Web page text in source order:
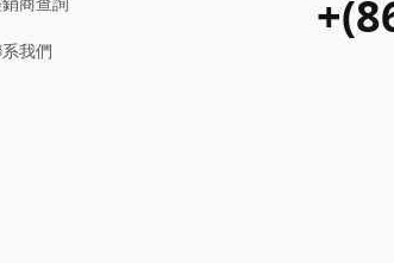
我們